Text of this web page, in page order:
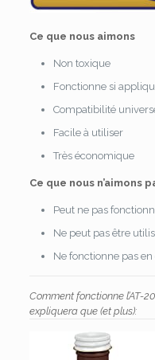
Ce que nous aimons
Non toxique
Fonctionne si
Compatibilité
Facile à utiliser
Très économique
Ce que nous n’aimons
Peut ne pas
Ne peut pas être
Ne fonctionne pas
Comment fonctionne l’AT-
expliquera que (et plus):